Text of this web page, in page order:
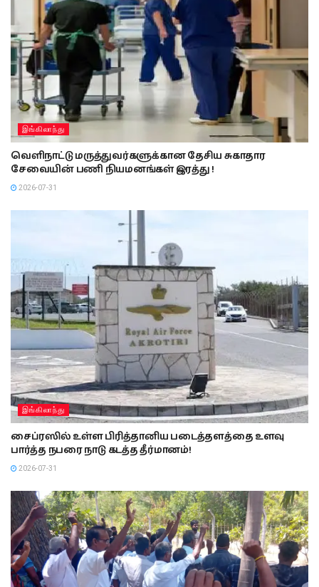
இங்கிலாந்து
வெளிநாட்டு மருத்துவர்களுக்கான தேசிய சுகாதார
சேவையின் பணி நியமனங்கள் இரத்து !
2026-07-31
இங்கிலாந்து
சைப்ரஸில் உள்ள பிரித்தானிய படைத்தளத்தை உளவு
பார்த்த நபரை நாடு கடத்த தீர்மானம்!
2026-07-31